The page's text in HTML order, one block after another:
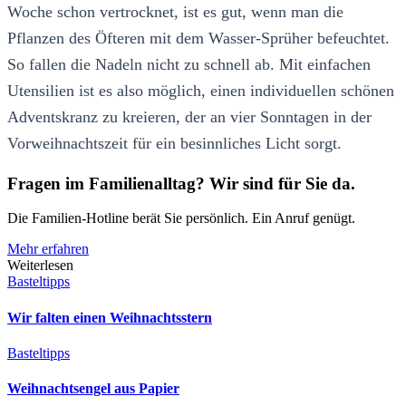
Woche schon vertrocknet, ist es gut, wenn man die
Pflanzen des Öfteren mit dem Wasser-Sprüher befeuchtet.
So fallen die Nadeln nicht zu schnell ab. Mit einfachen
Utensilien ist es also möglich, einen individuellen schönen
Adventskranz zu kreieren, der an vier Sonntagen in der
Vorweihnachtszeit für ein besinnliches Licht sorgt.
Fragen im Familienalltag? Wir sind für Sie da.
Die Familien-Hotline berät Sie persönlich. Ein Anruf genügt.
Mehr erfahren
Weiterlesen
Basteltipps
Wir falten einen Weihnachtsstern
Basteltipps
Weihnachtsengel aus Papier